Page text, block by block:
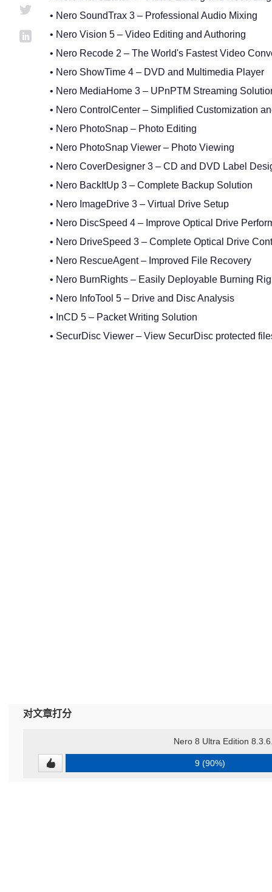
• Nero SoundTrax 3 – Professional Audio Mixing
• Nero Vision 5 – Video Editing and Authoring
• Nero Recode 2 – The World's Fastest Video
• Nero ShowTime 4 – DVD and Multimedia Player
• Nero MediaHome 3 – UPnPTM Streaming
• Nero ControlCenter – Simplified Customization
• Nero PhotoSnap – Photo Editing
• Nero PhotoSnap Viewer – Photo Viewing
• Nero CoverDesigner 3 – CD and DVD Label
• Nero BackItUp 3 – Complete Backup Solution
• Nero ImageDrive 3 – Virtual Drive Setup
• Nero DiscSpeed 4 – Improve Optical Drive
• Nero DriveSpeed 3 – Complete Optical Drive
• Nero RescueAgent – Improved File Recovery
• Nero BurnRights – Easily Deployable Burning
• Nero InfoTool 5 – Drive and Disc Analysis
• InCD 5 – Packet Writing Solution
• SecurDisc Viewer – View SecurDisc protected
对文章打分
Nero 8 Ultra Edition
9 (90%)